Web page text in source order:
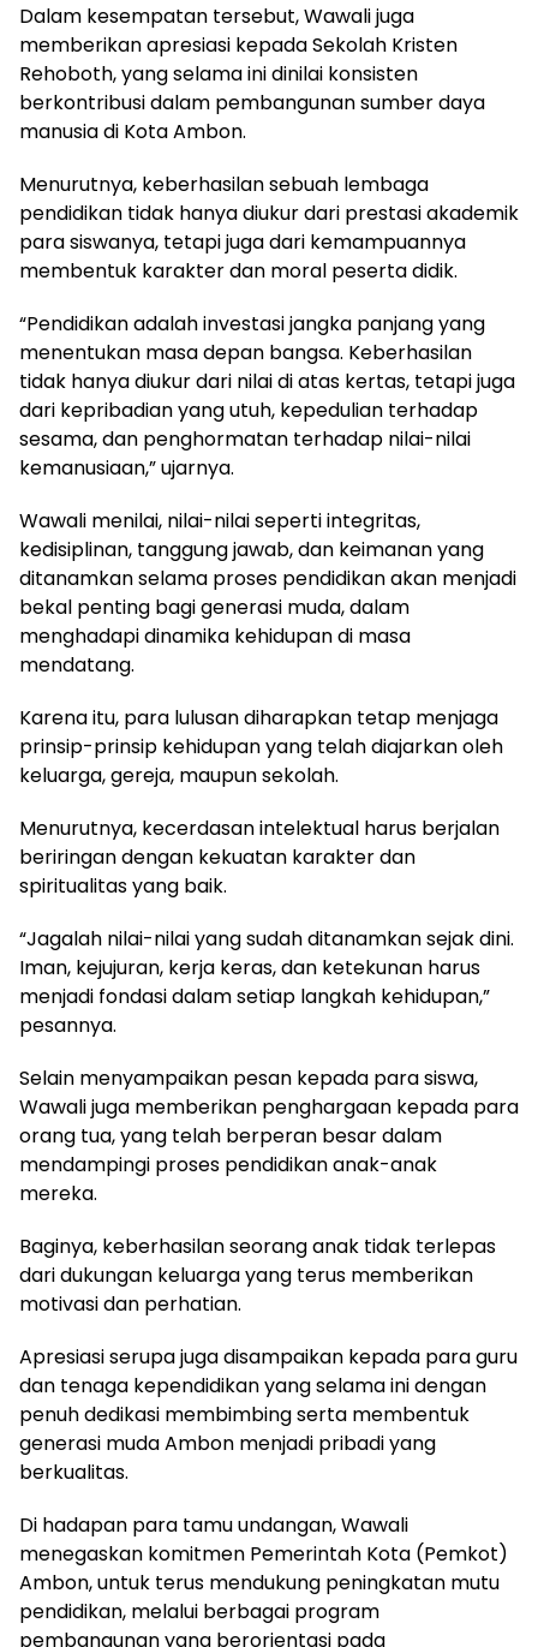
Dalam kesempatan tersebut, Wawali juga
memberikan apresiasi kepada Sekolah Kristen
Rehoboth, yang selama ini dinilai konsisten
berkontribusi dalam pembangunan sumber daya
manusia di Kota Ambon.
Menurutnya, keberhasilan sebuah lembaga
pendidikan tidak hanya diukur dari prestasi akademik
para siswanya, tetapi juga dari kemampuannya
membentuk karakter dan moral peserta didik.
“Pendidikan adalah investasi jangka panjang yang
menentukan masa depan bangsa. Keberhasilan
tidak hanya diukur dari nilai di atas kertas, tetapi juga
dari kepribadian yang utuh, kepedulian terhadap
sesama, dan penghormatan terhadap nilai-nilai
kemanusiaan,” ujarnya.
Wawali menilai, nilai-nilai seperti integritas,
kedisiplinan, tanggung jawab, dan keimanan yang
ditanamkan selama proses pendidikan akan menjadi
bekal penting bagi generasi muda, dalam
menghadapi dinamika kehidupan di masa
mendatang.
Karena itu, para lulusan diharapkan tetap menjaga
prinsip-prinsip kehidupan yang telah diajarkan oleh
keluarga, gereja, maupun sekolah.
Menurutnya, kecerdasan intelektual harus berjalan
beriringan dengan kekuatan karakter dan
spiritualitas yang baik.
“Jagalah nilai-nilai yang sudah ditanamkan sejak dini.
Iman, kejujuran, kerja keras, dan ketekunan harus
menjadi fondasi dalam setiap langkah kehidupan,”
pesannya.
Selain menyampaikan pesan kepada para siswa,
Wawali juga memberikan penghargaan kepada para
orang tua, yang telah berperan besar dalam
mendampingi proses pendidikan anak-anak
mereka.
Baginya, keberhasilan seorang anak tidak terlepas
dari dukungan keluarga yang terus memberikan
motivasi dan perhatian.
Apresiasi serupa juga disampaikan kepada para guru
dan tenaga kependidikan yang selama ini dengan
penuh dedikasi membimbing serta membentuk
generasi muda Ambon menjadi pribadi yang
berkualitas.
Di hadapan para tamu undangan, Wawali
menegaskan komitmen Pemerintah Kota (Pemkot)
Ambon, untuk terus mendukung peningkatan mutu
pendidikan, melalui berbagai program
pembangunan yang berorientasi pada